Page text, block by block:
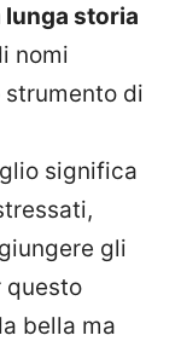
lunga storia
nomi
strumento di
significa
gli
questo
bella ma